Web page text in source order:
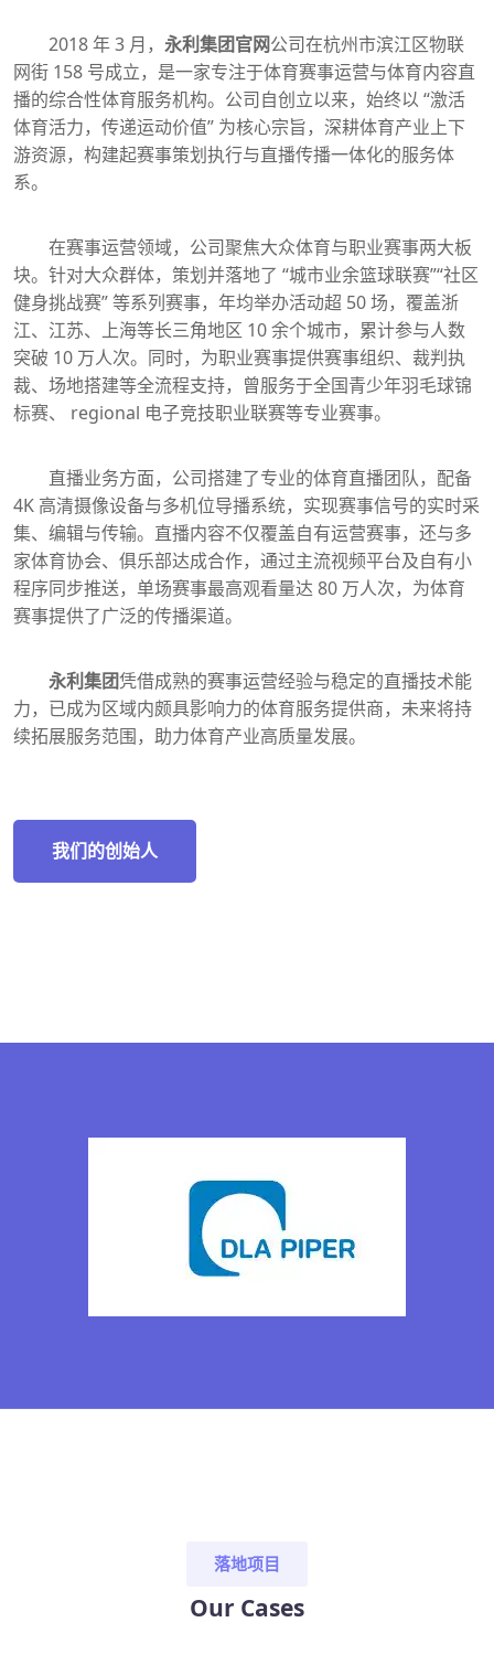
2018 年 3 月， 永利集团官网公司在杭州市滨江区物联
网街 158 号成立，是一家专注于体育赛事运营与体育内容直
播的综合性体育服务机构。公司自创立以来，始终以 “激活
体育活力，传递运动价值” 为核心宗旨，深耕体育产业上下
游资源，构建起赛事策划执行与直播传播一体化的服务体
系。
在赛事运营领域，公司聚焦大众体育与职业赛事两大板
块。针对大众群体，策划并落地了 “城市业余篮球联赛”“社区
健身挑战赛” 等系列赛事，年均举办活动超 50 场，覆盖浙
江、江苏、上海等长三角地区 10 余个城市，累计参与人数
突破 10 万人次。同时，为职业赛事提供赛事组织、裁判执
裁、场地搭建等全流程支持，曾服务于全国青少年羽毛球锦
标赛、 regional 电子竞技职业联赛等专业赛事。
直播业务方面，公司搭建了专业的体育直播团队，配备
4K 高清摄像设备与多机位导播系统，实现赛事信号的实时采
集、编辑与传输。直播内容不仅覆盖自有运营赛事，还与多
家体育协会、俱乐部达成合作，通过主流视频平台及自有小
程序同步推送，单场赛事最高观看量达 80 万人次，为体育
赛事提供了广泛的传播渠道。
永利集团凭借成熟的赛事运营经验与稳定的直播技术能
力，已成为区域内颇具影响力的体育服务提供商，未来将持
续拓展服务范围，助力体育产业高质量发展。
我们的创始人
落地项目
Our Cases